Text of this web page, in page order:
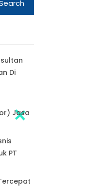
Di
Jasa
PT